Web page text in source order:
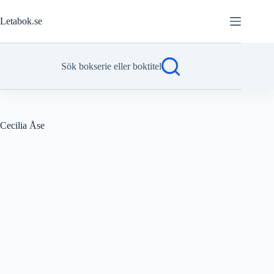
till
innehåll
Letabok.se
Sök bokserie eller boktitel
Cecilia Åse